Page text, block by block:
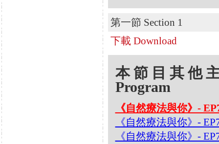
第一節 Section 1
下載 Download
本節目其他
Program
《自然療法與你》-
《自然療法與你》-
《自然療法與你》-